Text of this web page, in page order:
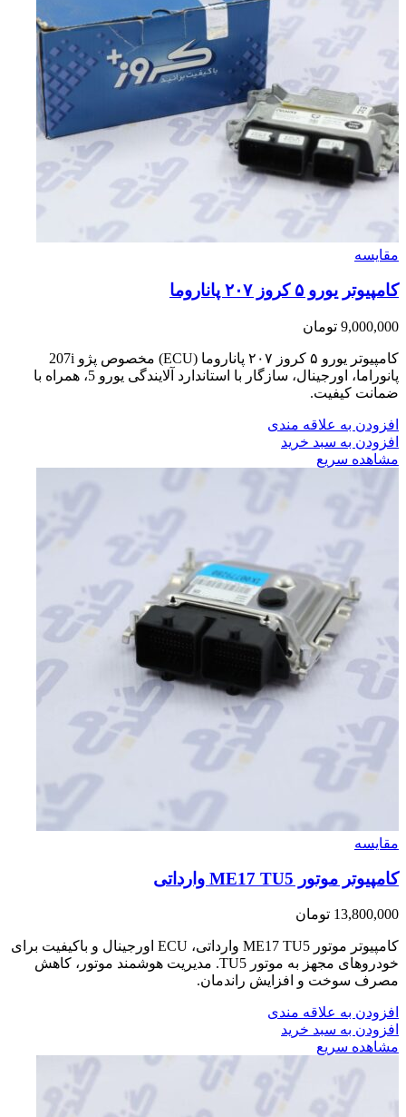
مقایسه
کامپیوتر یورو ۵ کروز ۲۰۷ پاناروما
9,000,000 تومان
کامپیوتر یورو ۵ کروز ۲۰۷ پاناروما (ECU) مخصوص پژو 207i
پانوراما، اورجینال، سازگار با استاندارد آلایندگی یورو 5، همراه با
ضمانت کیفیت.
افزودن به علاقه مندی
افزودن به سبد خرید
مشاهده سریع
مقایسه
کامپیوتر موتور ME17 TU5 وارداتی
13,800,000 تومان
کامپیوتر موتور ME17 TU5 وارداتی، ECU اورجینال و باکیفیت برای
خودروهای مجهز به موتور TU5. مدیریت هوشمند موتور، کاهش
مصرف سوخت و افزایش راندمان.
افزودن به علاقه مندی
افزودن به سبد خرید
مشاهده سریع